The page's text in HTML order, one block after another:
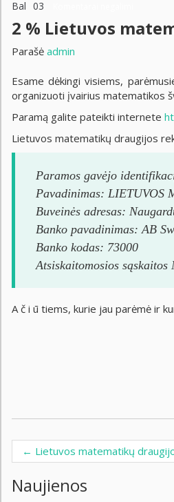
Bal 03
2 % Lietuvos
Parašė admin
Esame dėkingi visiems,
organizuoti įvairius matematikos
Paramą galite pateikti internete
Lietuvos matematikų draugijos
Paramos gavėjo
Pavadinimas: LIETUVOS
Buveinės adresas:
Banko pavadinimas: AB
Banko kodas: 73000
Atsiskaitomosios
A č i ū tiems, kurie jau parėmė ir
Post
← Lietuvos matematikų
Naujienos